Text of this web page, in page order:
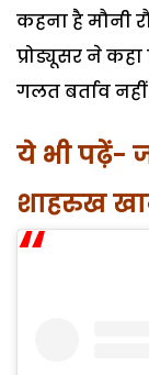
कहना है मौनी
प्रोड्यूसर ने
गलत बर्ताव
ये भी पढ़ें-
शाहरुख